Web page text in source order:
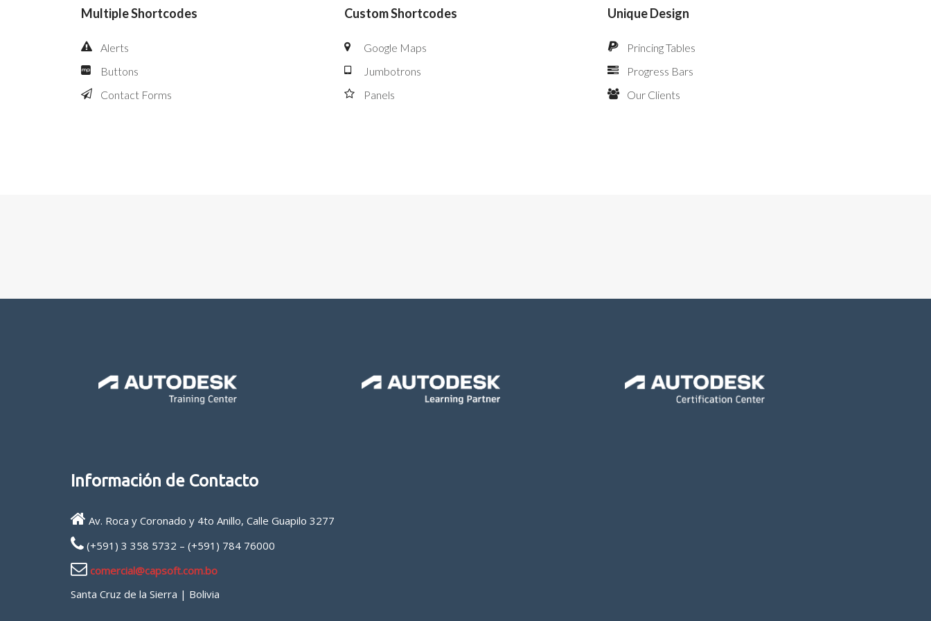
Multiple Shortcodes
Alerts
Buttons
Contact Forms
Custom Shortcodes
Google Maps
Jumbotrons
Panels
Unique Design
Princing Tables
Progress Bars
Our Clients
Información de Contacto
Av. Roca y Coronado y 4to Anillo, Calle Guapilo 3277
(+591) 3 358 5732 – (+591) 784 76000
comercial@capsoft.com.bo
Santa Cruz de la Sierra | Bolivia